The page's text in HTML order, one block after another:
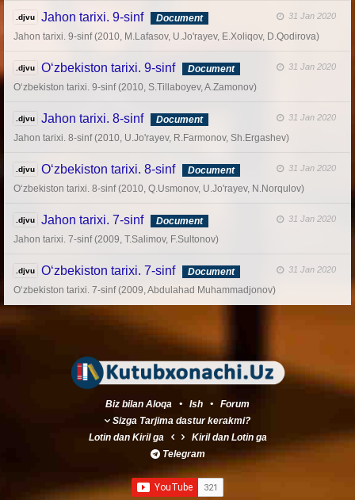
.djvu Jahon tarixi. 9-sinf Document 31 Jan 2020
Jahon tarixi. 9-sinf (2010, M.Lafasov, U.Jo'rayev, E.Xoliqov, D.Qodirova)
.djvu O‘zbekiston tarixi. 9-sinf Document 31 Jan 2020
O‘zbekiston tarixi. 9-sinf (2010, S.Tillaboyev, A.Zamonov)
.djvu Jahon tarixi. 8-sinf Document 31 Jan 2020
Jahon tarixi. 8-sinf (2010, U.Jo'rayev, R.Farmonov, Sh.Ergashev)
.djvu O‘zbekiston tarixi. 8-sinf Document 31 Jan 2020
O‘zbekiston tarixi. 8-sinf (2010, Q.Usmonov, U.Jo'rayev, N.Norqulov)
.djvu Jahon tarixi. 7-sinf Document 31 Jan 2020
Jahon tarixi. 7-sinf (2009, T.Salimov, F.Sultonov)
.djvu O‘zbekiston tarixi. 7-sinf Document 31 Jan 2020
O‘zbekiston tarixi. 7-sinf (2009, Abdulahad Muhammadjonov)
Biz bilan Aloqa • Ish • Forum
Sizga Tarjima dastur kerakmi?
Lotindan Kirilga Kirildan Lotinga
Telegram